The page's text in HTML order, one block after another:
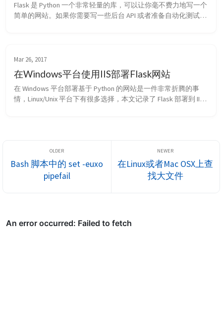
Flask 是 Python 一个非常轻量的库，可以让你毫不费力地写一个
简单的网站。如果你需要写一些后台 API 或者准备自动化测试数
Mar 26, 2017
在Windows平台使用IIS部署Flask网站
在 Windows 平台部署基于 Python 的网站是一件非常折腾的事
情，Linux/Unix 平台下有很多选择，本文记录了 Flask 部署到 IIS
Bash 脚本中的 set -euxo
pipefail
在Linux或者Mac OSX上查
找大文件